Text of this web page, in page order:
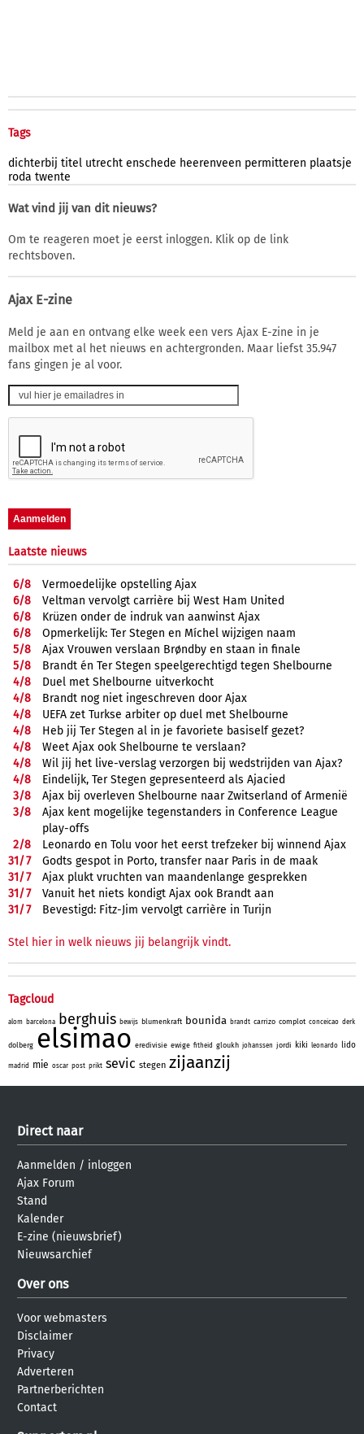
Tags
dichterbij titel utrecht enschede heerenveen permitteren plaatsje
roda twente
Wat vind jij van dit nieuws?
Om te reageren moet je eerst inloggen. Klik op de link
rechtsboven.
Ajax E-zine
Meld je aan en ontvang elke week een vers Ajax E-zine in je
mailbox met al het nieuws en achtergronden. Maar liefst 35.947
fans gingen je al voor.
Laatste nieuws
6/8
Vermoedelijke opstelling Ajax
6/8
Veltman vervolgt carrière bij West Ham United
6/8
Krüzen onder de indruk van aanwinst Ajax
6/8
Opmerkelijk: Ter Stegen en Míchel wijzigen naam
5/8
Ajax Vrouwen verslaan Brøndby en staan in finale
5/8
Brandt én Ter Stegen speelgerechtigd tegen Shelbourne
4/8
Duel met Shelbourne uitverkocht
4/8
Brandt nog niet ingeschreven door Ajax
4/8
UEFA zet Turkse arbiter op duel met Shelbourne
4/8
Heb jij Ter Stegen al in je favoriete basiself gezet?
4/8
Weet Ajax ook Shelbourne te verslaan?
4/8
Wil jij het live-verslag verzorgen bij wedstrijden van Ajax?
4/8
Eindelijk, Ter Stegen gepresenteerd als Ajacied
3/8
Ajax bij overleven Shelbourne naar Zwitserland of Armenië
3/8
Ajax kent mogelijke tegenstanders in Conference League
play-offs
2/8
Leonardo en Tolu voor het eerst trefzeker bij winnend Ajax
31/7
Godts gespot in Porto, transfer naar Paris in de maak
31/7
Ajax plukt vruchten van maandenlange gesprekken
31/7
Vanuit het niets kondigt Ajax ook Brandt aan
31/7 Bevestigd: Fitz-Jim vervolgt carrière in Turijn
Stel hier in welk nieuws jij belangrijk vindt.
Tagcloud
alom barcelona berghuis bewijs blumenkraft bounida brandt carrizo complot conceicao derk
dolberg elsimao eredivisie ewige fitheid gloukh johanssen jordi kiki leonardo lido
madrid mie oscar post prikt sevic stegen zijaanzij
Direct naar
Aanmelden / inloggen
Ajax Forum
Stand
Kalender
E-zine (nieuwsbrief)
Nieuwsarchief
Over ons
Voor webmasters
Disclaimer
Privacy
Adverteren
Partnerberichten
Contact